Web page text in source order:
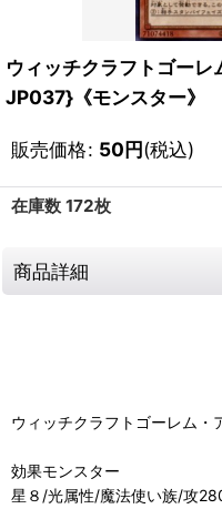
ウィッチクラフトゴー
JP037}《モンスター》
販売価格: 50円(税込)
在庫数 172枚
商品詳細
ウィッチクラフトゴーレム・
効果モンスター
星８/光属性/魔法使い族/攻